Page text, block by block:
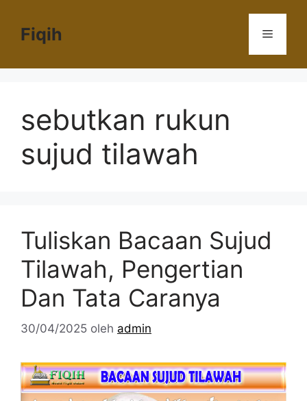
Fiqih Menu
sebutkan rukun
sujud tilawah
Tuliskan Bacaan Sujud
Tilawah, Pengertian
Dan Tata Caranya
30/04/2025 oleh admin